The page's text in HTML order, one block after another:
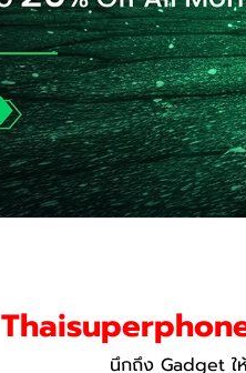
นึกถึง Gadget ใ